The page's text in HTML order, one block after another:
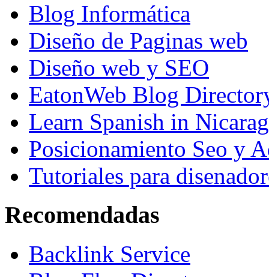
Blog Informática
Diseño de Paginas web
Diseño web y SEO
EatonWeb Blog
Learn Spanish in
Posicionamiento Seo y
Tutoriales para
Recomendadas
Backlink Service